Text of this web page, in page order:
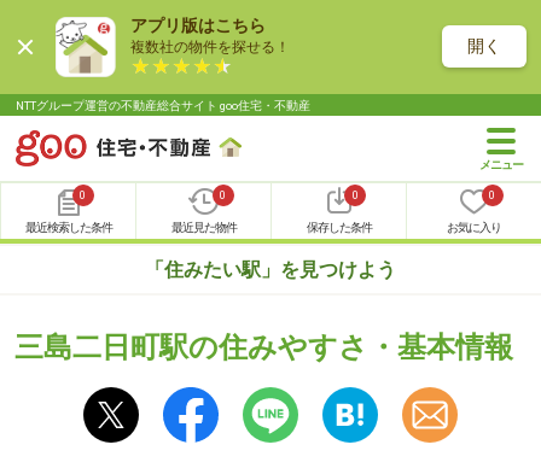
アプリ版はこちら
複数社の物件を探せる！ 開く
NTTグループ運営の不動産総合サイト goo住宅・不動産
0
最近検索した条件
0
最近見た物件
0
保存した条件
0
お気に入り
「住みたい駅」を見つけよう
三島二日町駅の住みやすさ・基本情報